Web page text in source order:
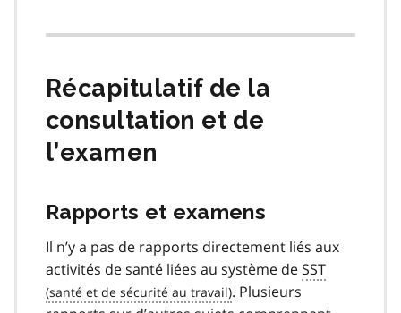
Récapitulatif de la
consultation et de
l’examen
Rapports et examens
Il n’y a pas de rapports directement liés aux
activités de santé liées au système deSST
. Plusieurs